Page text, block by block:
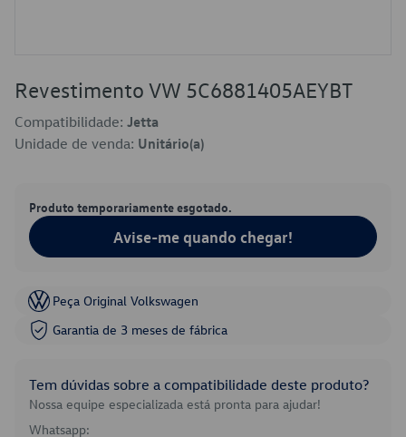
Revestimento VW 5C6881405AEYBT
Compatibilidade: Jetta
Unidade de venda: Unitário(a)
Produto temporariamente esgotado.
Avise-me quando chegar!
Peça Original Volkswagen
Garantia de 3 meses de fábrica
Tem dúvidas sobre a compatibilidade deste produto?
Nossa equipe especializada está pronta para ajudar!
Whatsapp: